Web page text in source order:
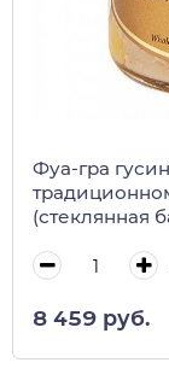
Фуа-гра
(стеклянная
8 459 руб.